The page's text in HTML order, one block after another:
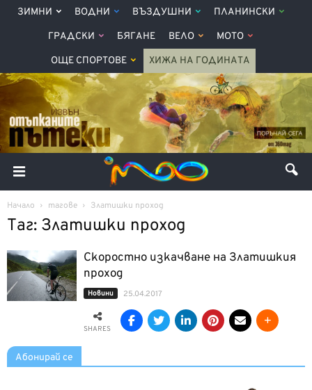
ЗИМНИ ВОДНИ ВЪЗДУШНИ ПЛАНИНСКИ
ГРАДСКИ БЯГАНЕ ВЕЛО МОТО
ОЩЕ СПОРТОВЕ ХИЖА НА ГОДИНАТА
Начало тагове Златишки проход
Таг: Златишки проход
Скоростно изкачване на Златишкия
проход
Новини 25.04.2017
SHARES
Абонирай се